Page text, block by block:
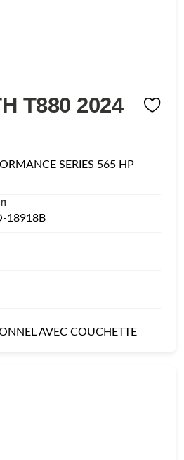
T880 2024
SERIES 565 HP
18918B
AVEC COUCHETTE